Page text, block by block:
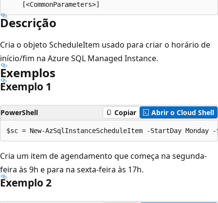
Descrição
Cria o objeto ScheduleItem usado para criar o horário de
início/fim na Azure SQL Managed Instance.
Exemplos
Exemplo 1
PowerShell Copiar Abrir o Cloud Shell
Cria um item de agendamento que começa na segunda-
feira às 9h e para na sexta-feira às 17h.
Exemplo 2